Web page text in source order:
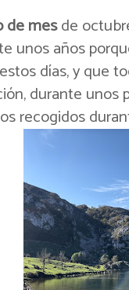
de mesde
unos años
días, y que
durante unos
recogidos